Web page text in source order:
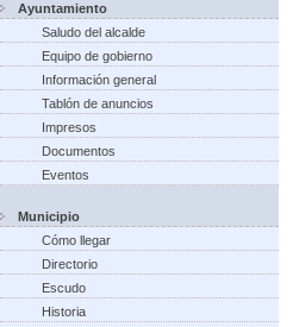
Ayuntamiento
Saludo del alcalde
Equipo de gobierno
Información general
Tablón de anuncios
Impresos
Documentos
Eventos
Municipio
Cómo llegar
Directorio
Escudo
Historia